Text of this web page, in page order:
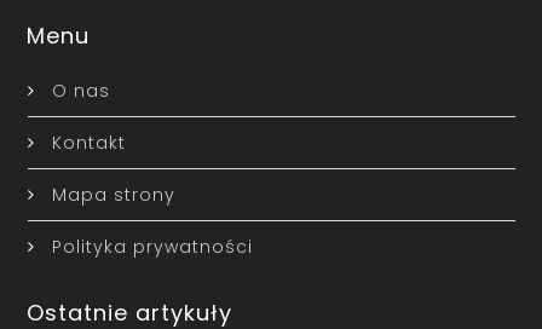
Menu
O nas
Kontakt
Mapa strony
Polityka prywatności
Ostatnie artykuły